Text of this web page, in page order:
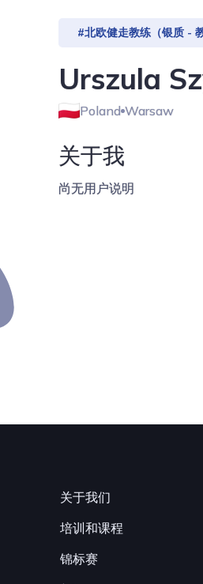
#北欧健走教练（银质 -
Urszula
Poland Warsaw
关于我
尚无用户说明
关于我们
培训和课程
锦标赛